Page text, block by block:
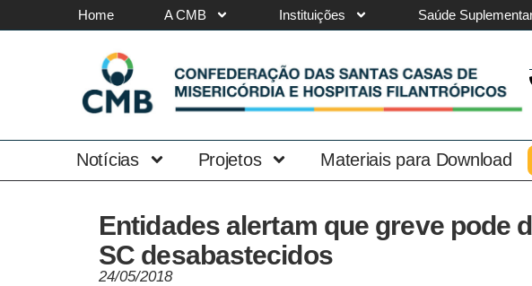
Home A CMB Instituições Saúde
Notícias Projetos Materiais para Download
Entidades alertam que greve pode
SC desabastecidos
24/05/2018